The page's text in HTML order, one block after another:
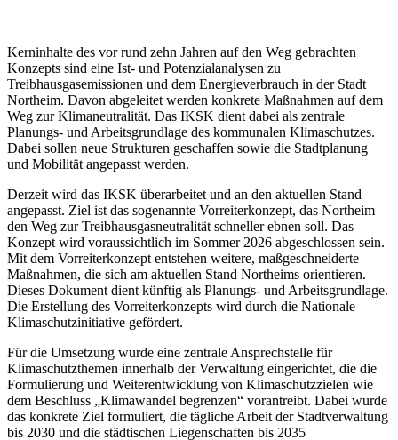
Kerninhalte des vor rund zehn Jahren auf den Weg gebrachten
Konzepts sind eine Ist- und Potenzialanalysen zu
Treibhausgasemissionen und dem Energieverbrauch in der Stadt
Northeim. Davon abgeleitet werden konkrete Maßnahmen auf dem
Weg zur Klimaneutralität. Das IKSK dient dabei als zentrale
Planungs- und Arbeitsgrundlage des kommunalen Klimaschutzes.
Dabei sollen neue Strukturen geschaffen sowie die Stadtplanung
und Mobilität angepasst werden.
Derzeit wird das IKSK überarbeitet und an den aktuellen Stand
angepasst. Ziel ist das sogenannte Vorreiterkonzept, das Northeim
den Weg zur Treibhausgasneutralität schneller ebnen soll. Das
Konzept wird voraussichtlich im Sommer 2026 abgeschlossen sein.
Mit dem Vorreiterkonzept entstehen weitere, maßgeschneiderte
Maßnahmen, die sich am aktuellen Stand Northeims orientieren.
Dieses Dokument dient künftig als Planungs- und Arbeitsgrundlage.
Die Erstellung des Vorreiterkonzepts wird durch die Nationale
Klimaschutzinitiative gefördert.
Für die Umsetzung wurde eine zentrale Ansprechstelle für
Klimaschutzthemen innerhalb der Verwaltung eingerichtet, die die
Formulierung und Weiterentwicklung von Klimaschutzzielen wie
dem Beschluss „Klimawandel begrenzen“ vorantreibt. Dabei wurde
das konkrete Ziel formuliert, die tägliche Arbeit der Stadtverwaltung
bis 2030 und die städtischen Liegenschaften bis 2035